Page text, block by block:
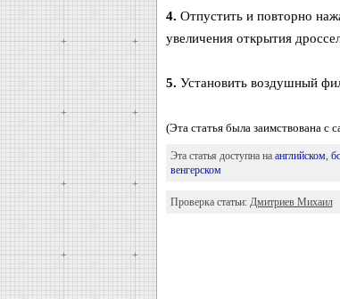
4. Отпустить и повторно
увеличения открытия
5. Установить воздушный
(Эта статья была заимствована с
Эта статья доступна на английском,
венгерском
Проверка статьи: Дмитриев Михаил